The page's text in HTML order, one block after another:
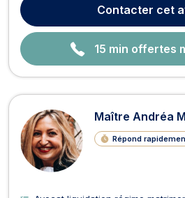
civil, droit des contrats, et
Contacter cet
15 min offertes
Maître Andréa
Répond